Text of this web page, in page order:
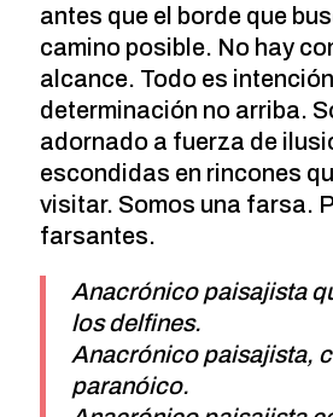
antes que el borde que
camino posible. No hay
alcance. Todo es
determinación no arriba.
adornado a fuerza de
escondidas en rincones
visitar. Somos una farsa.
farsantes.
Anacrónico paisajista
los delfines.
Anacrónico paisajista,
paranóico.